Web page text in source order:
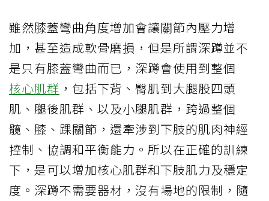
雖然膝蓋彎曲角度增加會讓關節內壓力增
加，甚至造成軟骨磨損，但是所謂深蹲並不
是只有膝蓋彎曲而已，深蹲會使用到整個
核心肌群 ，包括下背、臀肌到大腿股四頭
肌、腿後肌群、以及小腿肌群，跨過整個
髖、膝、踝關節，還牽涉到下肢的肌肉神經
控制、協調和平衡能力。所以在正確的訓練
下，是可以增加核心肌群和下肢肌力及穩定
度。深蹲不需要器材，沒有場地的限制，隨